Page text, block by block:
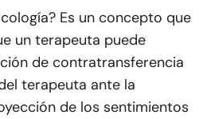
Es un concepto que
un terapeuta puede
de contratransferencia
terapeuta ante la
de los sentimientos